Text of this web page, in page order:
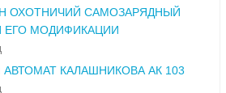
ОХОТНИЧИЙ САМОЗАРЯДНЫЙ
ЕГО МОДИФИКАЦИИ
АВТОМАТ КАЛАШНИКОВА АК 103